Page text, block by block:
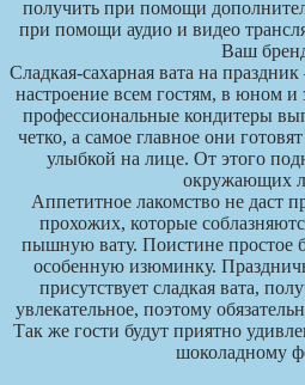
получить при помощи
при помощи аудио и видео
Ваш
Сладкая-сахарная вата на
настроение всем гостям, в юном и
профессиональные кондитеры
четко, а самое главное они
улыбкой на лице. От этого
окружающих
Аппетитное лакомство не даст
прохожих, которые
пышную вату. Поистине простое
особенную изюминку.
присутствует сладкая вата,
увлекательное, поэтому
Так же гости будут приятно
шоколадному